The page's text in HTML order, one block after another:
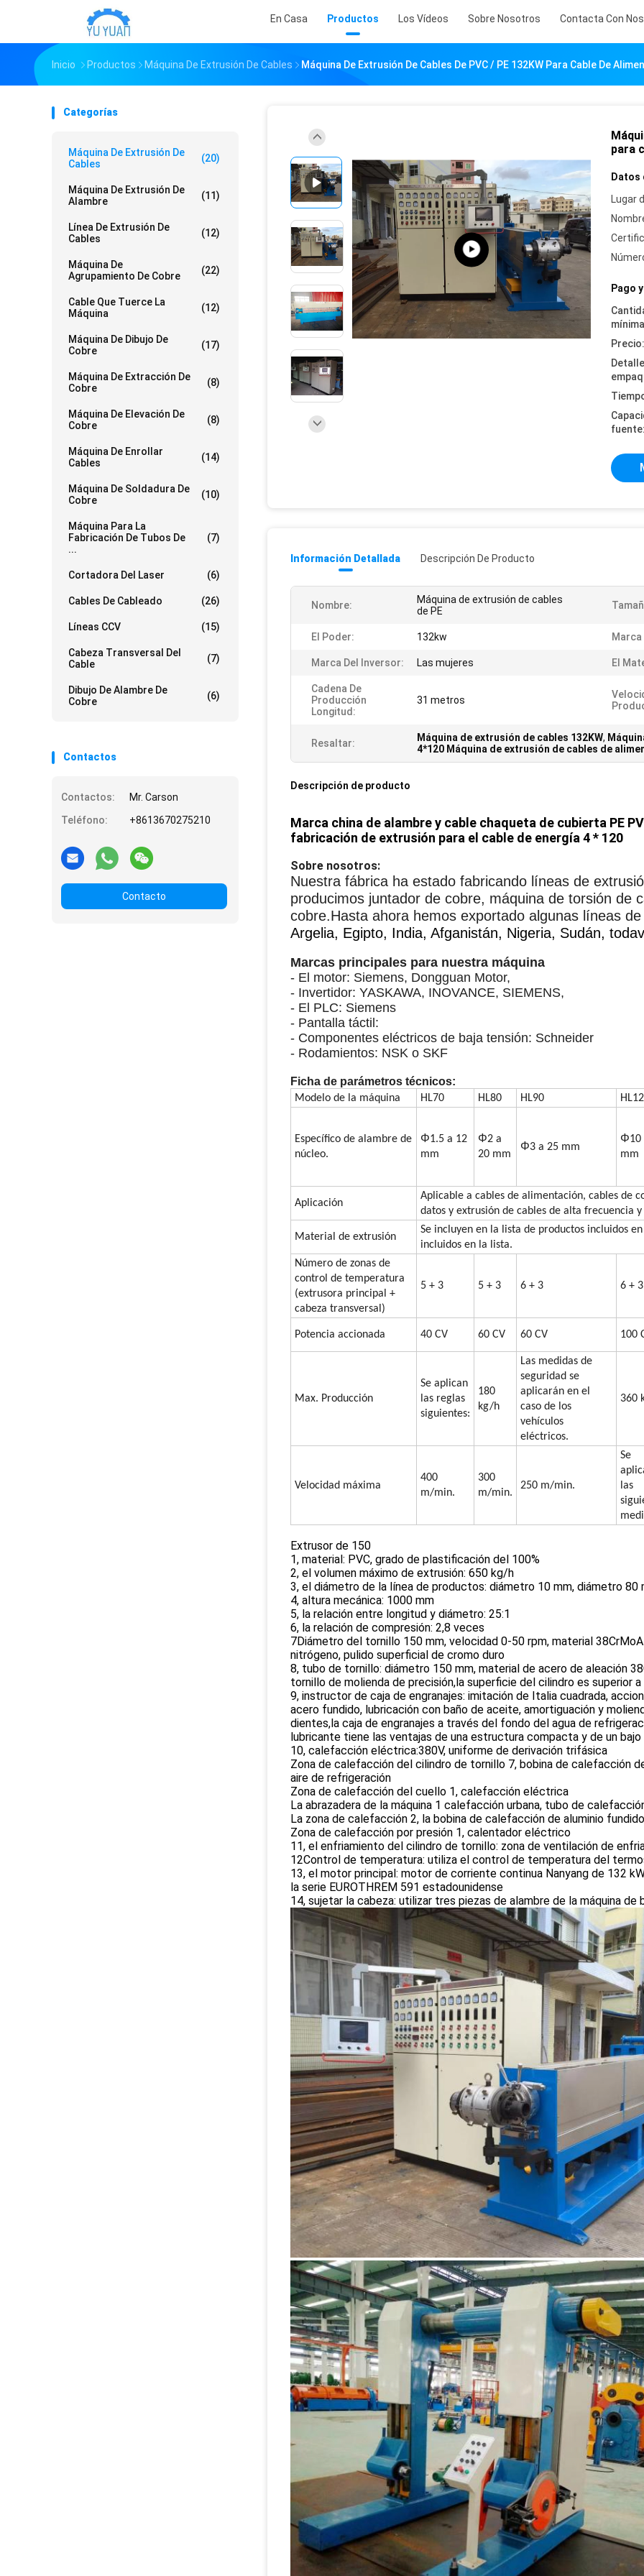
En Casa Productos Los Vídeos Sobre Nosotros Contacta Con
Inicio Productos Máquina De Extrusión De Cables Máquina De Extrusión De Cables De PVC / PE 132KW Para Cable De
Categorías
Máquina De Extrusión De
Cables
(20)
Máquina De Extrusión De
Alambre
(11)
Línea De Extrusión De
Cables
(12)
Máquina De
Agrupamiento De Cobre
(22)
Cable Que Tuerce La
Máquina
(12)
Máquina De Dibujo De
Cobre
(17)
Máquina De Extracción De
Cobre
(8)
Máquina De Elevación De
Cobre
(8)
Máquina De Enrollar
Cables
(14)
Máquina De Soldadura De
Cobre
(10)
Máquina Para La
Fabricación De Tubos De
...
(7)
Cortadora Del Laser (6)
Cables De Cableado (26)
Líneas CCV (15)
Cabeza Transversal Del
Cable
(7)
Dibujo De Alambre De
Cobre
(6)
Contactos
Contactos:
Mr. Carson
Teléfono:
+8613670275210
Contacto
para
Datos
Lugar
Pago
Precio:
fuente:
Información Detallada Descripción De Producto
Nombre:
Máquina de extrusión de cables
de PE
El Poder: 132kw
Marca Del Inversor: Las mujeres El
Cadena De
Producción
Longitud:
31 metros
Resaltar: Máquina de extrusión de cables 132KW,
4*120 Máquina de extrusión de cables de
Descripción de producto
Marca china de alambre y cable chaqueta de cubierta PE
fabricación de extrusión para el cable de energía 4 * 120
Sobre nosotros:
Nuestra fábrica ha estado fabricando líneas de
producimos juntador de cobre, máquina de torsión de
cobre.Hasta ahora hemos exportado algunas líneas
Argelia, Egipto, India, Afganistán, Nigeria, Sudán,
Marcas principales para nuestra máquina
- El motor: Siemens, Dongguan Motor,
- Invertidor: YASKAWA, INOVANCE, SIEMENS,
- El PLC: Siemens
- Pantalla táctil:
- Componentes eléctricos de baja tensión: Schneider
- Rodamientos: NSK o SKF
Ficha de parámetros técnicos:
Modelo de la máquina HL70 HL80 HL90
Específico de alambre de
núcleo.
Φ1.5 a 12
mm
Φ2 a
20 mm
Φ3 a 25 mm
Φ10
mm
Aplicación
Aplicable a cables de alimentación, cables de
datos y extrusión de cables de alta frecuencia
Material de extrusión
Se incluyen en la lista de productos incluidos
incluidos en la lista.
Número de zonas de
control de temperatura
(extrusora principal +
cabeza transversal)
5 + 3 5 + 3 6 + 3 6 + 3
Potencia accionada 40 CV 60 CV 60 CV 100
Max. Producción
Se aplican
las reglas
siguientes:
180
kg/h
Las medidas de
seguridad se
aplicarán en el
caso de los
vehículos
eléctricos.
360
Velocidad máxima
400
m/min.
300
m/min.
250 m/min.
Se
las
Extrusor de 150
1, material: PVC, grado de plastificación del 100%
2, el volumen máximo de extrusión: 650 kg/h
3, el diámetro de la línea de productos: diámetro 10 mm, diámetro 80
4, altura mecánica: 1000 mm
5, la relación entre longitud y diámetro: 25:1
6, la relación de compresión: 2,8 veces
7Diámetro del tornillo 150 mm, velocidad 0-50 rpm, material
nitrógeno, pulido superficial de cromo duro
8, tubo de tornillo: diámetro 150 mm, material de acero de aleación
tornillo de molienda de precisión,la superficie del cilindro es superior
9, instructor de caja de engranajes: imitación de Italia cuadrada,
acero fundido, lubricación con baño de aceite, amortiguación y
dientes,la caja de engranajes a través del fondo del agua de
lubricante tiene las ventajas de una estructura compacta y de un bajo
10, calefacción eléctrica:380V, uniforme de derivación trifásica
Zona de calefacción del cilindro de tornillo 7, bobina de calefacción
aire de refrigeración
Zona de calefacción del cuello 1, calefacción eléctrica
La abrazadera de la máquina 1 calefacción urbana, tubo de
La zona de calefacción 2, la bobina de calefacción de aluminio fundido
Zona de calefacción por presión 1, calentador eléctrico
11, el enfriamiento del cilindro de tornillo: zona de ventilación de
12Control de temperatura: utiliza el control de temperatura del
13, el motor principal: motor de corriente continua Nanyang de 132
la serie EUROTHREM 591 estadounidense
14, sujetar la cabeza: utilizar tres piezas de alambre de la máquina de